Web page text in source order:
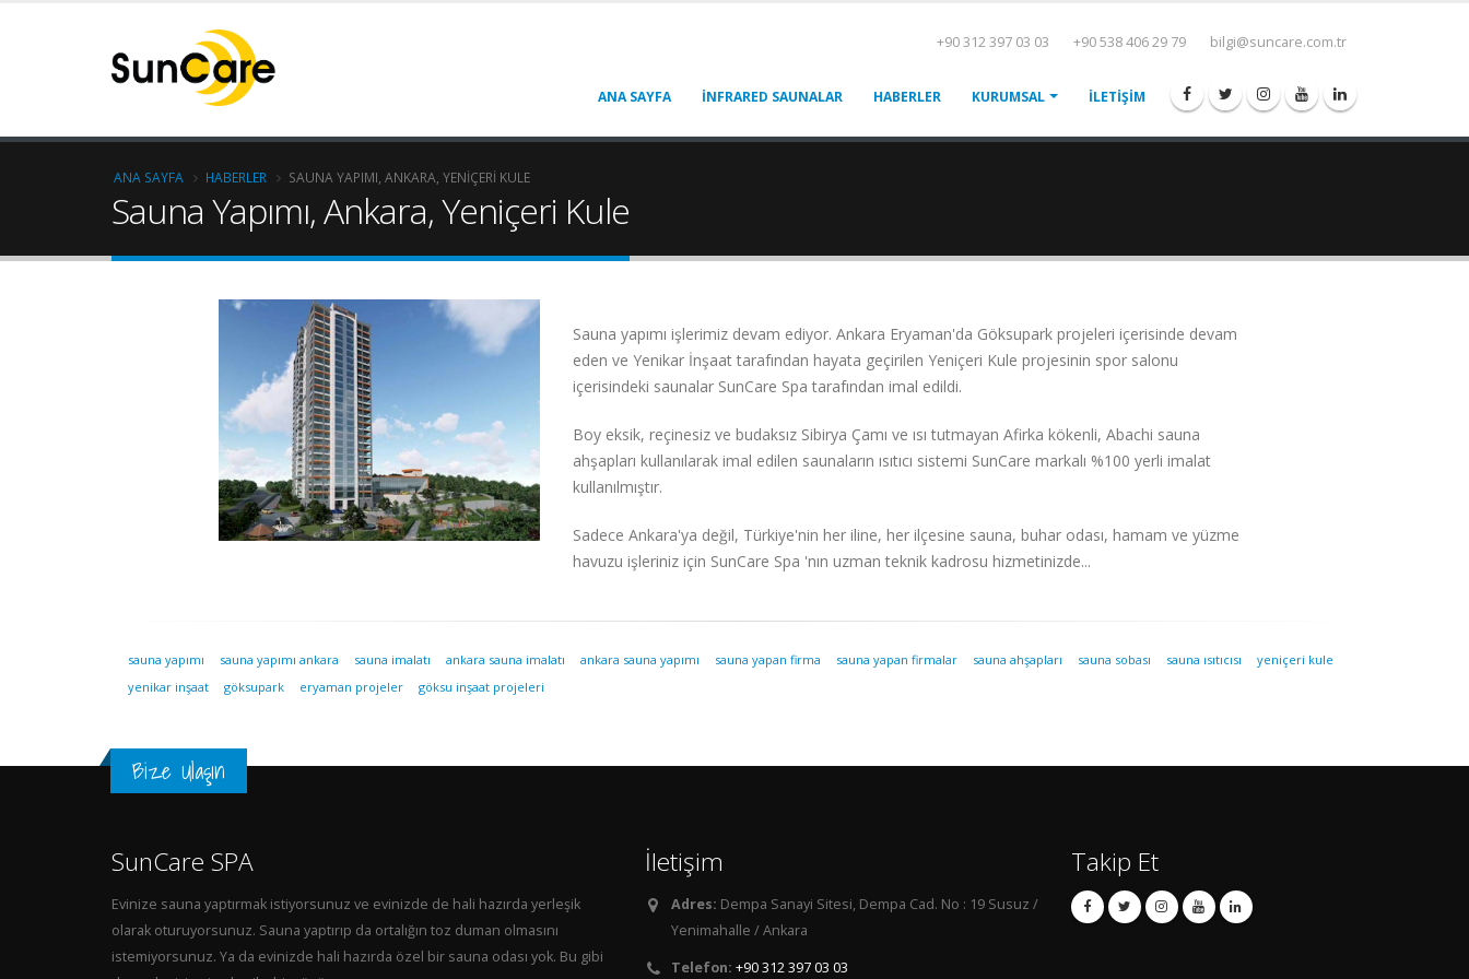
+90 312 397 03 03 +90 538 406 29 79 bilgi@suncare.com.tr
ANA SAYFA İNFRARED SAUNALAR HABERLER KURUMSAL İLETİŞİM
ANA SAYFA HABERLER SAUNA YAPIMI, ANKARA, YENIÇERI KULE
Sauna Yapımı, Ankara, Yeniçeri Kule
Sauna yapımı işlerimiz devam ediyor. Ankara Eryaman'da Göksupark projeleri içerisinde devam
eden ve Yenikar İnşaat tarafından hayata geçirilen Yeniçeri Kule projesinin spor salonu
içerisindeki saunalar SunCare Spa tarafından imal edildi.
Boy eksik, reçinesiz ve budaksız Sibirya Çamı ve ısı tutmayan Afirka kökenli, Abachi sauna
ahşapları kullanılarak imal edilen saunaların ısıtıcı sistemi SunCare markalı %100 yerli imalat
kullanılmıştır.
Sadece Ankara'ya değil, Türkiye'nin her iline, her ilçesine sauna, buhar odası, hamam ve yüzme
havuzu işleriniz için SunCare Spa 'nın uzman teknik kadrosu hizmetinizde...
sauna yapımı sauna yapımı ankara sauna imalatı ankara sauna imalatı ankara sauna yapımı sauna yapan firma sauna yapan firmalar sauna ahşapları sauna sobası sauna ısıtıcısı
yeniçeri kule
yenikar inşaat
göksupark eryaman projeler göksu inşaat projeleri
Bize Ulaşın
SunCare SPA
Evinize sauna yaptırmak istiyorsunuz ve evinizde de hali hazırda yerleşik
olarak oturuyorsunuz. Sauna yaptırıp da ortalığın toz duman olmasını
istemiyorsunuz. Ya da evinizde hali hazırda özel bir sauna odası yok. Bu gibi
İletişim
Adres: Dempa Sanayi Sitesi, Dempa Cad. No : 19 Susuz /
Yenimahalle / Ankara
Telefon: +90 312 397 03 03
Takip Et